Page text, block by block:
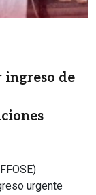
ingreso de
urgente